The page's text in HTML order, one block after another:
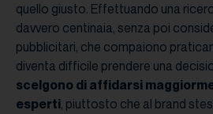
quello giusto. Effettuando una
davvero centinaia, senza poi
pubblicitari, che compaiono
diventa difficile prendere una
scelgono di affidarsi
esperti, piuttosto che al brand